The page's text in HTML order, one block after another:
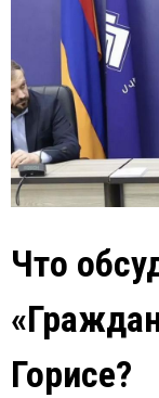
Что
Горисе?